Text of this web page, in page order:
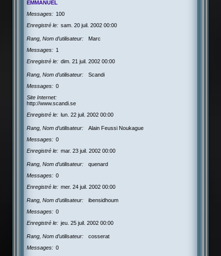
EMMANUEL
Messages
100
Enregistré le
sam. 20 juil. 2002 00:00
Rang, Nom d’utilisateur
Marc
Messages
1
Enregistré le
dim. 21 juil. 2002 00:00
Rang, Nom d’utilisateur
Scandi
Messages
0
Site Internet
http://www.scandi.se
Enregistré le
lun. 22 juil. 2002 00:00
Rang, Nom d’utilisateur
Alain Feussi Noukague
Messages
0
Enregistré le
mar. 23 juil. 2002 00:00
Rang, Nom d’utilisateur
quenard
Messages
0
Enregistré le
mer. 24 juil. 2002 00:00
Rang, Nom d’utilisateur
ibensidhoum
Messages
0
Enregistré le
jeu. 25 juil. 2002 00:00
Rang, Nom d’utilisateur
cosserat
Messages
0